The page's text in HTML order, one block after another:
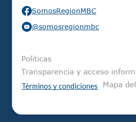
SomosRegionMBC
@somosregionmbc
Pie de
Políticas
Transparencia y acceso
Términos y condiciones
Mapa